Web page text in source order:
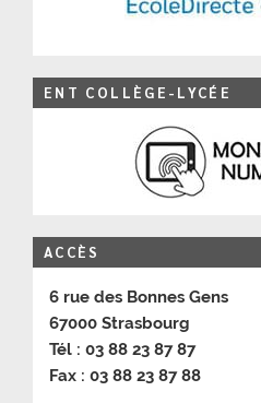
ENT COLLÈGE-LYCÉE
ACCÈS
6 rue des Bonnes Gens
67000 Strasbourg
Tél : 03 88 23 87 87
Fax : 03 88 23 87 88